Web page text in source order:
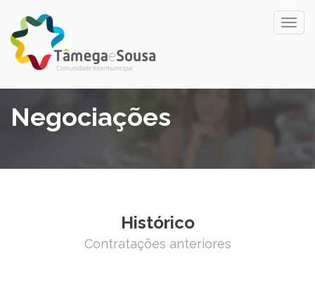
Negociações
Histórico
Contratações anteriores